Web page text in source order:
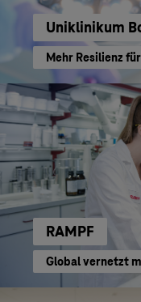
Uniklinikum
Mehr Resilienz
RAMPF
Global vernetzt